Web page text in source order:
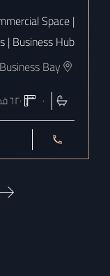
Space |
| Business Hub
Business Bay
٠ ٦٢٠